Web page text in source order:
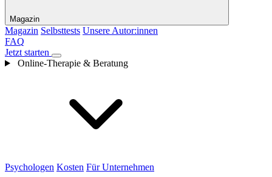
Magazin
Magazin Selbsttests Unsere Autor:innen
FAQ
Jetzt starten
Online-Therapie & Beratung
Psychologen Kosten Für Unternehmen